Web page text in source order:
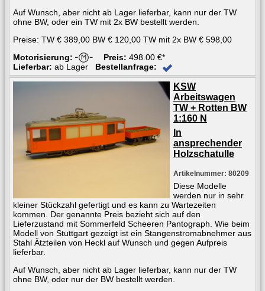
Auf Wunsch, aber nicht ab Lager lieferbar, kann nur der TW
ohne BW, oder ein TW mit 2x BW bestellt werden.
Preise: TW € 389,00 BW € 120,00 TW mit 2x BW € 598,00
Motorisierung:
Preis: 498.00 €*
Lieferbar: ab Lager Bestellanfrage:
KSW
Arbeitswagen
TW + Rotten BW
1:160 N
In
ansprechender
Holzschatulle
Artikelnummer: 80209
Diese Modelle
werden nur in sehr
kleiner Stückzahl gefertigt und es kann zu Wartezeiten
kommen. Der genannte Preis bezieht sich auf den
Lieferzustand mit Sommerfeld Scheeren Pantograph. Wie beim
Modell von Stuttgart gezeigt ist ein Stangenstromabnehmer aus
Stahl Ätzteilen von Heckl auf Wunsch und gegen Aufpreis
lieferbar.
Auf Wunsch, aber nicht ab Lager lieferbar, kann nur der TW
ohne BW, oder nur der BW bestellt werden.